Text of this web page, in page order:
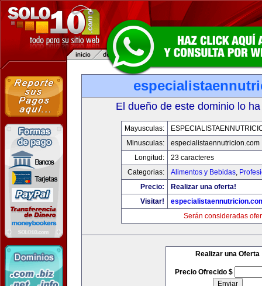
El dueño de este dominio lo
Mayusculas:
Minusculas:
especialistaennutricion.com
Longitud:
23 caracteres
Categorias:
Alimentos y Bebidas,
Precio:
Realizar una oferta!
Visitar!
Serán consideradas
Realizar una Oferta
Precio Ofrecido $